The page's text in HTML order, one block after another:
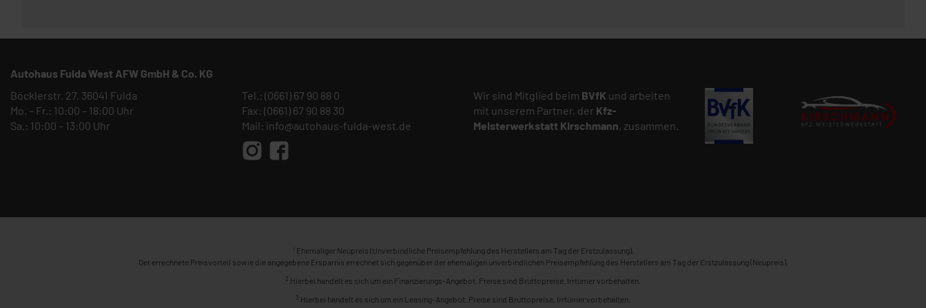
Autohaus Fulda West AFW GmbH & Co. KG
Böcklerstr. 27, 36041 Fulda
Mo. – Fr.: 10:00 – 18:00 Uhr
Sa.: 10:00 – 13:00 Uhr
Tel.: (0661) 67 90 88 0
Fax: (0661) 67 90 88 30
Mail: info@autohaus-fulda-west.de
Wir sind Mitglied beim BVfK und arbeiten
mit unserem Partner, der Kfz-
Meisterwerkstatt Kirschmann, zusammen.
1 Ehemaliger Neupreis (Unverbindliche Preisempfehlung des Herstellers am Tag der Erstzulassung).
Der errechnete Preisvorteil sowie die angegebene Ersparnis errechnet sich gegenüber der ehemaligen unverbindlichen Preisempfehlung des Herstellers am Tag der Erstzulassung (Neupreis).
2 Hierbei handelt es sich um ein Finanzierungs-Angebot. Preise sind Bruttopreise. Irrtümer vorbehalten.
3 Hierbei handelt es sich um ein Leasing-Angebot. Preise sind Bruttopreise. Irrtümer vorbehalten.